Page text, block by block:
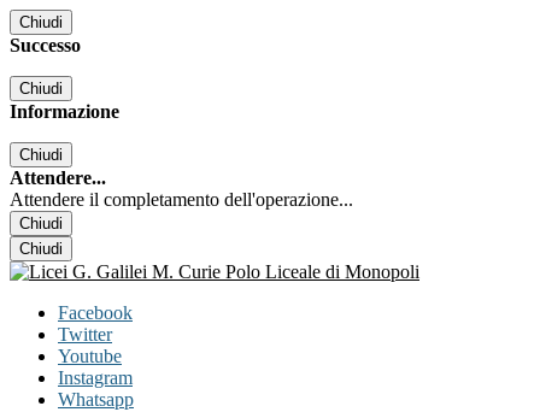
Chiudi
Successo
Chiudi
Informazione
Chiudi
Attendere...
Attendere il completamento dell'operazione...
Chiudi
Chiudi
Facebook
Twitter
Youtube
Instagram
Whatsapp